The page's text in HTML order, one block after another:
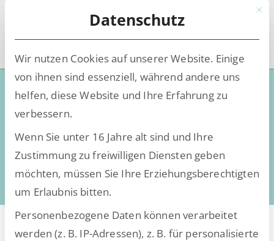
Low-Code - Deep Knowledge
Digitalisierung
daten- und dokumentenintensiver Prozesse
Mit
Datenschutz
Wir nutzen Cookies auf unserer Website. Einige
von ihnen sind essenziell, während andere uns
helfen, diese Website und Ihre Erfahrung zu
verbessern.
Wenn Sie unter 16 Jahre alt sind und Ihre
Zustimmung zu freiwilligen Diensten geben
möchten, müssen Sie Ihre Erziehungsberechtigten
um Erlaubnis bitten.
Personenbezogene Daten können verarbeitet
werden (z. B. IP-Adressen), z. B. für personalisierte